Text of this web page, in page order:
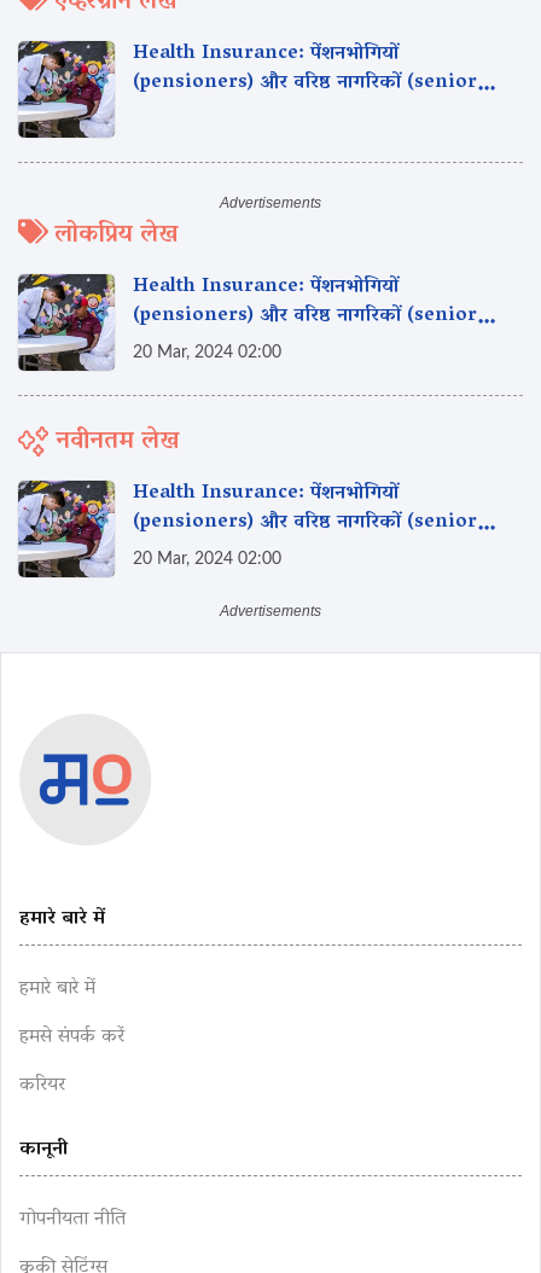
Health Insurance: पेंशनभोगियों
(pensioners) और वरिष्ठ नागरिकों (senior
लोकप्रिय लेख
Health Insurance: पेंशनभोगियों
(pensioners) और वरिष्ठ नागरिकों (senior
citizen) के लिए स्वास्थ्य बीमा
20 Mar, 2024 02:00
नवीनतम लेख
Health Insurance: पेंशनभोगियों
(pensioners) और वरिष्ठ नागरिकों (senior
citizen) के लिए स्वास्थ्य बीमा
20 Mar, 2024 02:00
हमारे बारे में
हमारे बारे में
हमसे संपर्क करें
करियर
कानूनी
गोपनीयता नीति